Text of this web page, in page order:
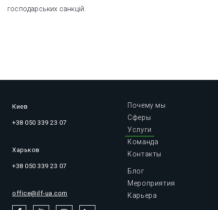
господарських санкцій.
Киев
+38 050 339 23 07
Харьков
+38 050 339 23 07
office@ilf-ua.com
Почему мы
Сферы
Услуги
Команда
Контакты
Блог
Мероприятия
Карьера